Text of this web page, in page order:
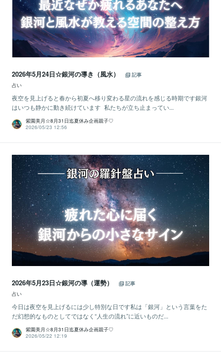
2026年5月24日☆銀河の導き（風水）
記事
占い
夜空を見上げると春から初夏へ移り変わる星の流れを感じる時期です銀河
はいつも静かに動き続けています 私たちが立ち止まってい...
紫園美月☆8月31日迄夏休み企画親子♡
2026/05/23 12:56
2026年5月23日☆銀河の導（運勢）
記事
占い
今日は夜空を見上げるには少し特別な日です私は「銀河」という言葉をた
だ幻想的なものとしてではなく“人生の流れ”に近いものだ...
紫園美月☆8月31日迄夏休み企画親子♡
2026/05/22 12:19